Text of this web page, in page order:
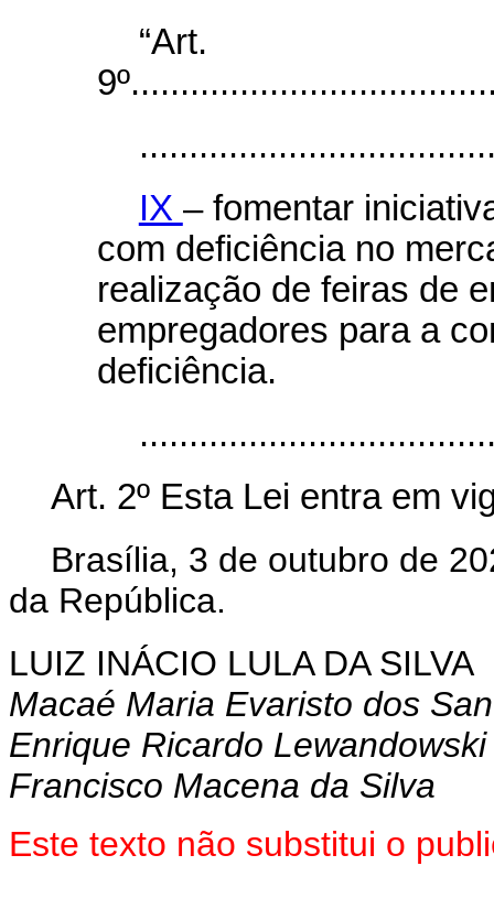
“Art.
IX – fomentar
com deficiência no
realização de feiras de
empregadores para a
deficiência.
Art. 2º Esta Lei entra em
Brasília, 3 de outubro de
da República.
LUIZ INÁCIO LULA DA SILVA
Macaé Maria Evaristo dos
Enrique Ricardo Lewandowski
Francisco Macena da Silva
Este texto não substitui o